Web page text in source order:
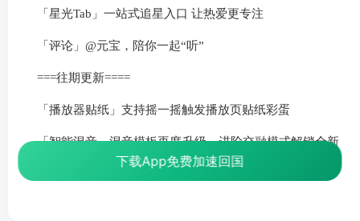
「星光Tab」一站式追星入口 让热爱更专注
「评论」@元宝，陪你一起“听”
===往期更新====
「播放器贴纸」支持摇一摇触发播放页贴纸彩蛋
「智能混音」混音模板再度升级，进阶交融模式解锁全新
下载App免费加速回国